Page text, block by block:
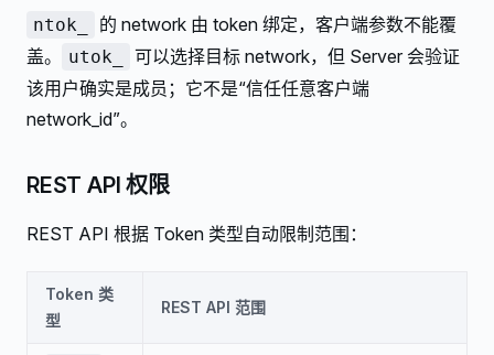
ntok_
的 network 由 token 绑定，客户端参数不能覆
盖。
utok_
可以选择目标 network，但 Server 会验证
该用户确实是成员；它不是“信任任意客户端
network_id”。
REST API 权限
REST API 根据 Token 类型自动限制范围：
Token 类
型
REST API 范围